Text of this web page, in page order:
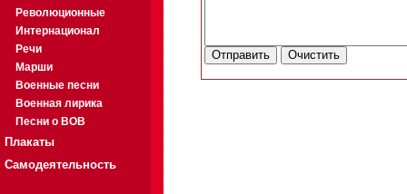
Революционные
Интернационал
Речи
Марши
Военные песни
Военная лирика
Песни о ВОВ
Плакаты
Самодеятельность